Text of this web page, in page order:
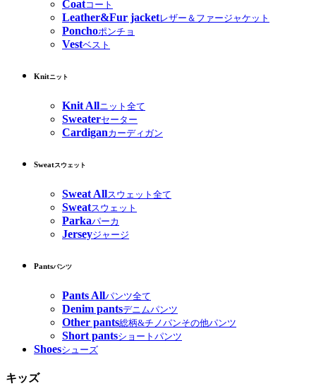
Coatコート
Leather&Fur jacketレザー＆ファージャケット
Ponchoポンチョ
Vestベスト
Knitニット
Knit Allニット全て
Sweaterセーター
Cardiganカーディガン
Sweatスウェット
Sweat Allスウェット全て
Sweatスウェット
Parkaパーカ
Jerseyジャージ
Pantsパンツ
Pants Allパンツ全て
Denim pantsデニムパンツ
Other pants総柄&チノパンその他パンツ
Short pantsショートパンツ
Shoesシューズ
キッズ